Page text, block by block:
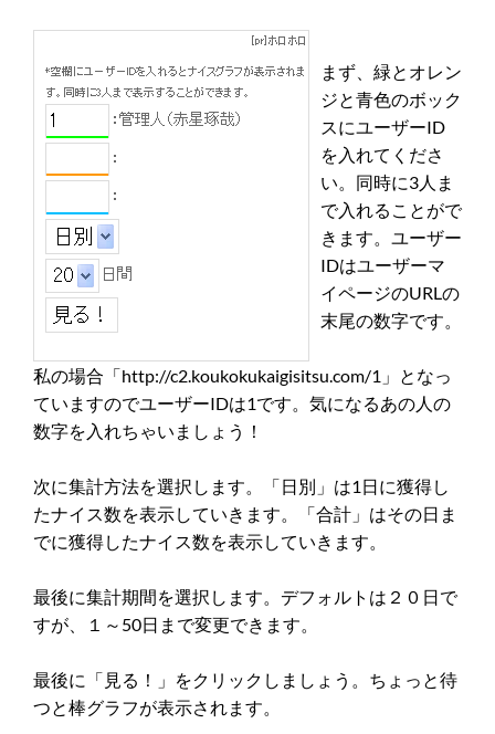
まず、緑とオレン
ジと青色のボック
スにユーザーID
を入れてくださ
い。同時に3人ま
で入れることがで
きます。ユーザー
IDはユーザーマ
イページのURLの
末尾の数字です。
私の場合「http://c2.koukokukaigisitsu.com/1」となっ
ていますのでユーザーIDは1です。気になるあの人の
数字を入れちゃいましょう！
次に集計方法を選択します。「日別」は1日に獲得し
たナイス数を表示していきます。「合計」はその日ま
でに獲得したナイス数を表示していきます。
最後に集計期間を選択します。デフォルトは２０日で
すが、１～50日まで変更できます。
最後に「見る！」をクリックしましょう。ちょっと待
つと棒グラフが表示されます。